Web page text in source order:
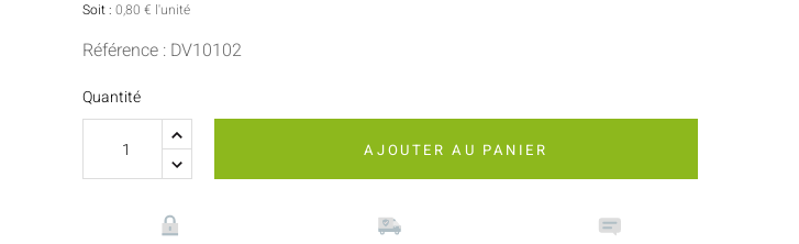
Sauces Et Condiments
Nappes Et Serviettes
Flacons Et Bouteilles
Soit : 0,80 € l'unité
Référence : DV10102
Quantité
AJOUTER AU PANIER